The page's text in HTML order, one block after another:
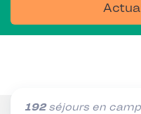
192séjours en